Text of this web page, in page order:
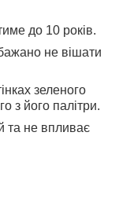
до 10 років.
не вішати
зеленого
з його палітри.
та не впливає